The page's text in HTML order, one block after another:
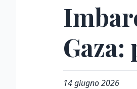
14 giugno 2026